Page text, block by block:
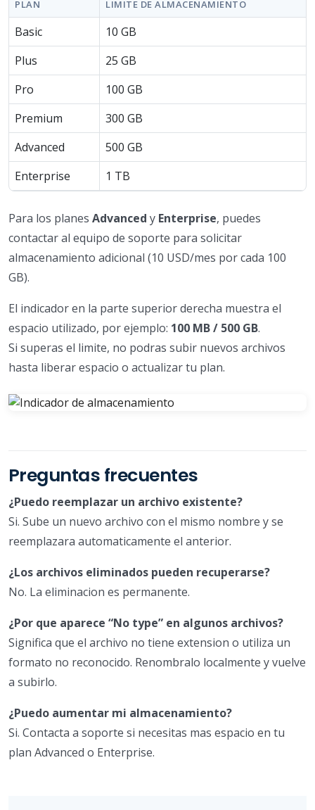
PLAN LIMITE DE ALMACENAMIENTO
Basic
10 GB
Plus
25 GB
Pro
100 GB
Premium
300 GB
Advanced
500 GB
Enterprise
1 TB
Para los planes Advanced y Enterprise, puedes
contactar al equipo de soporte para solicitar
almacenamiento adicional (10 USD/mes por cada 100
GB).
El indicador en la parte superior derecha muestra el
espacio utilizado, por ejemplo: 100 MB / 500 GB.
Si superas el limite, no podras subir nuevos archivos
hasta liberar espacio o actualizar tu plan.
Preguntas frecuentes
¿Puedo reemplazar un archivo existente?
Si. Sube un nuevo archivo con el mismo nombre y se
reemplazara automaticamente el anterior.
¿Los archivos eliminados pueden recuperarse?
No. La eliminacion es permanente.
¿Por que aparece “No type” en algunos archivos?
Significa que el archivo no tiene extension o utiliza un
formato no reconocido. Renombralo localmente y vuelve
a subirlo.
¿Puedo aumentar mi almacenamiento?
Si. Contacta a soporte si necesitas mas espacio en tu
plan Advanced o Enterprise.